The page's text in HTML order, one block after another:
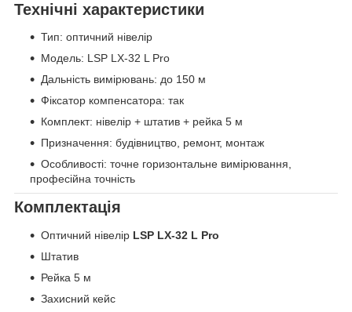
Технічні характеристики
Тип: оптичний нівелір
Модель: LSP LX-32 L Pro
Дальність вимірювань: до 150 м
Фіксатор компенсатора: так
Комплект: нівелір + штатив + рейка 5 м
Призначення: будівництво, ремонт, монтаж
Особливості: точне горизонтальне вимірювання,
професійна точність
Комплектація
Оптичний нівелір LSP LX-32 L Pro
Штатив
Рейка 5 м
Захисний кейс